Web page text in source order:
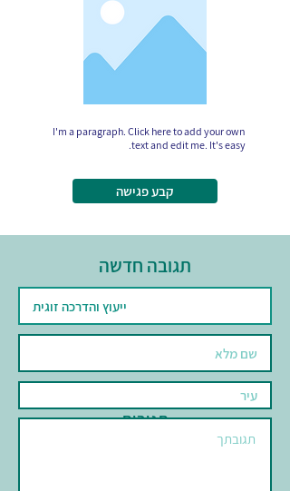
I'm a paragraph. Click here to add your own
text and edit me. It's easy.
קבע פגישה
תגובות
תגובה חדשה